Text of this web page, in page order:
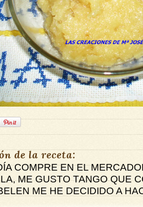
de la receta:
COMPRE EN EL
ME GUSTO TANGO QUE
ME HE DECIDIDO A